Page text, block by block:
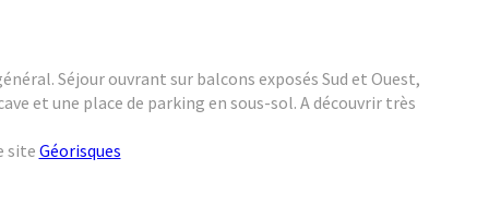
Séjour ouvrant sur balcons exposés Sud et Ouest,
et une place de parking en sous-sol. A découvrir très
site Géorisques